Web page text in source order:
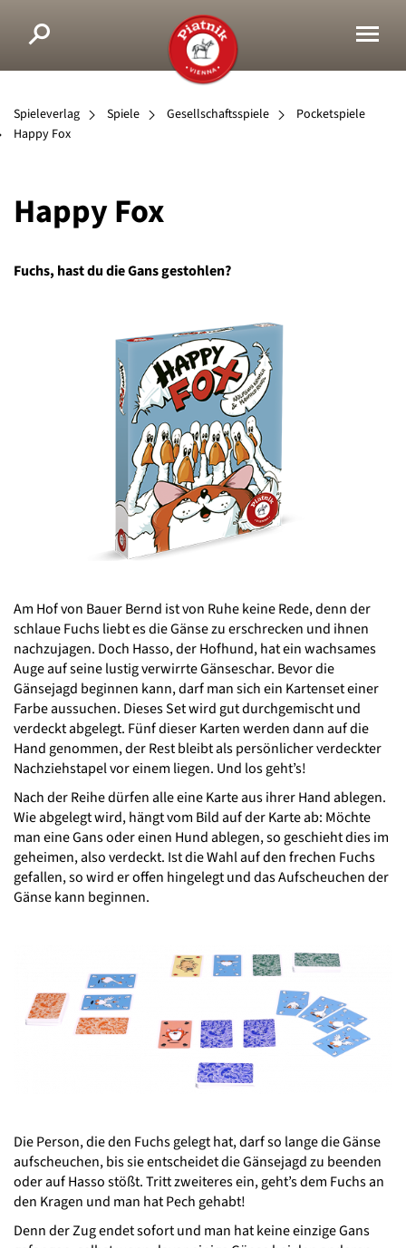
Spieleverlag Spiele Gesellschaftsspiele
Pocketspiele
Happy Fox
Happy Fox
Fuchs, hast du die Gans gestohlen?
Am Hof von Bauer Bernd ist von Ruhe keine Rede, denn der
schlaue Fuchs liebt es die Gänse zu erschrecken und ihnen
nachzujagen. Doch Hasso, der Hofhund, hat ein wachsames
Auge auf seine lustig verwirrte Gänseschar. Bevor die
Gänsejagd beginnen kann, darf man sich ein Kartenset einer
Farbe aussuchen. Dieses Set wird gut durchgemischt und
verdeckt abgelegt. Fünf dieser Karten werden dann auf die
Hand genommen, der Rest bleibt als persönlicher verdeckter
Nachziehstapel vor einem liegen. Und los geht’s!
Nach der Reihe dürfen alle eine Karte aus ihrer Hand ablegen.
Wie abgelegt wird, hängt vom Bild auf der Karte ab: Möchte
man eine Gans oder einen Hund ablegen, so geschieht dies im
geheimen, also verdeckt. Ist die Wahl auf den frechen Fuchs
gefallen, so wird er offen hingelegt und das Aufscheuchen der
Gänse kann beginnen.
Die Person, die den Fuchs gelegt hat, darf so lange die Gänse
aufscheuchen, bis sie entscheidet die Gänsejagd zu beenden
oder auf Hasso stößt. Tritt zweiteres ein, geht’s dem Fuchs an
den Kragen und man hat Pech gehabt!
Denn der Zug endet sofort und man hat keine einzige Gans